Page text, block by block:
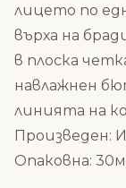
лицето по
върха на
в плоска
навлажнен
линията на
Произведен:
Опаковна: